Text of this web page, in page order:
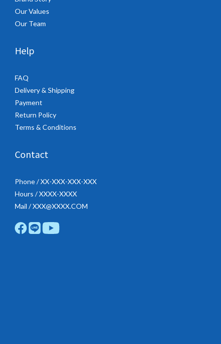
Our Values
Our Team
Help
FAQ
Delivery & Shipping
Payment
Return Policy
Terms & Conditions
Contact
Phone / XX-XXX-XXX-XXX
Hours / XXXX-XXXX
Mail / XXX@XXXX.COM